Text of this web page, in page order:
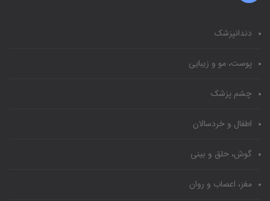
دندانپزشک
پوست، مو و زیبایی
چشم پزشک
اطفال و خردسالان
گوش، حلق و بینی
مغز، اعصاب و روان